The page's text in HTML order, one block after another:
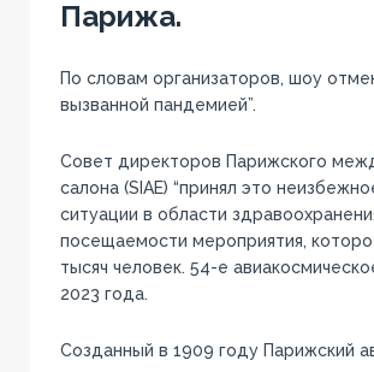
Парижа.
По словам организаторов, шоу
вызванной пандемией”.
Совет директоров Парижского
салона (SIAE) “принял это
ситуации в области
посещаемости мероприятия,
тысяч человек. 54-е
2023 года.
Созданный в 1909 году Парижский